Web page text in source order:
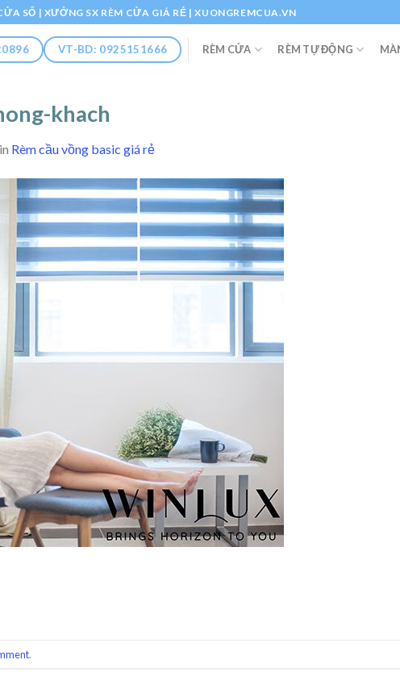
SỔ | XƯỞNG SX RÈM CỬA GIÁ RẺ | XUONGREMCUA.VN
VT-BD: 0925151666 RÈM CỬA RÈM TỰ ĐỘNG
khach
in Rèm cầu vồng basic giá rẻ
.